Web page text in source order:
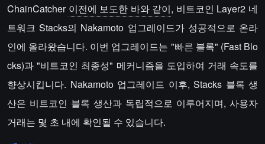
ChainCatcher 이전에 보도한 바와 같이, 비트코인 Layer2 네
트워크 Stacks의 Nakamoto 업그레이드가 성공적으로 온라
인에 올라왔습니다. 이번 업그레이드는 "빠른 블록" (Fast Blo
cks)과 "비트코인 최종성" 메커니즘을 도입하여 거래 속도를
향상시킵니다. Nakamoto 업그레이드 이후, Stacks 블록 생
산은 비트코인 블록 생산과 독립적으로 이루어지며, 사용자
거래는 몇 초 내에 확인될 수 있습니다.